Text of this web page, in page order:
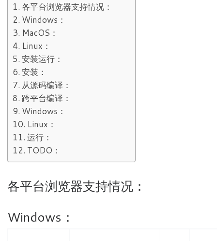
各平台浏览器支持情况：
Windows：
MacOS：
Linux：
安装运行：
安装：
从源码编译：
跨平台编译：
Windows：
Linux：
运行：
TODO：
各平台浏览器支持情况：
Windows：